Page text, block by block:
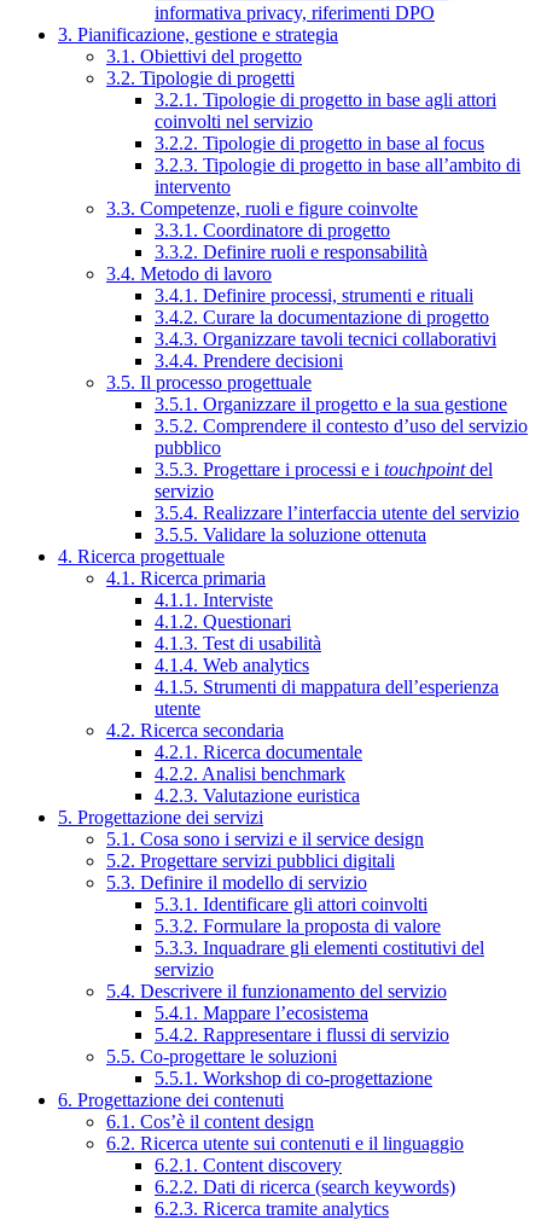
informativa privacy, riferimenti DPO
3. Pianificazione, gestione e strategia
3.1. Obiettivi del progetto
3.2. Tipologie di progetti
3.2.1. Tipologie di progetto in base agli attori
coinvolti nel servizio
3.2.2. Tipologie di progetto in base al focus
3.2.3. Tipologie di progetto in base all’ambito di
intervento
3.3. Competenze, ruoli e figure coinvolte
3.3.1. Coordinatore di progetto
3.3.2. Definire ruoli e responsabilità
3.4. Metodo di lavoro
3.4.1. Definire processi, strumenti e rituali
3.4.2. Curare la documentazione di progetto
3.4.3. Organizzare tavoli tecnici collaborativi
3.4.4. Prendere decisioni
3.5. Il processo progettuale
3.5.1. Organizzare il progetto e la sua gestione
3.5.2. Comprendere il contesto d’uso del servizio
pubblico
3.5.3. Progettare i processi e i touchpointdel
servizio
3.5.4. Realizzare l’interfaccia utente del servizio
3.5.5. Validare la soluzione ottenuta
4. Ricerca progettuale
4.1. Ricerca primaria
4.1.1. Interviste
4.1.2. Questionari
4.1.3. Test di usabilità
4.1.4. Web analytics
4.1.5. Strumenti di mappatura dell’esperienza
utente
4.2. Ricerca secondaria
4.2.1. Ricerca documentale
4.2.2. Analisi benchmark
4.2.3. Valutazione euristica
5. Progettazione dei servizi
5.1. Cosa sono i servizi e il service design
5.2. Progettare servizi pubblici digitali
5.3. Definire il modello di servizio
5.3.1. Identificare gli attori coinvolti
5.3.2. Formulare la proposta di valore
5.3.3. Inquadrare gli elementi costitutivi del
servizio
5.4. Descrivere il funzionamento del servizio
5.4.1. Mappare l’ecosistema
5.4.2. Rappresentare i flussi di servizio
5.5. Co-progettare le soluzioni
5.5.1. Workshop di co-progettazione
6. Progettazione dei contenuti
6.1. Cos’è il content design
6.2. Ricerca utente sui contenuti e il linguaggio
6.2.1. Content discovery
6.2.2. Dati di ricerca (search keywords)
6.2.3. Ricerca tramite analytics